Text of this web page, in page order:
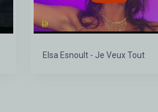
Elsa Esnoult - Je Veux Tout